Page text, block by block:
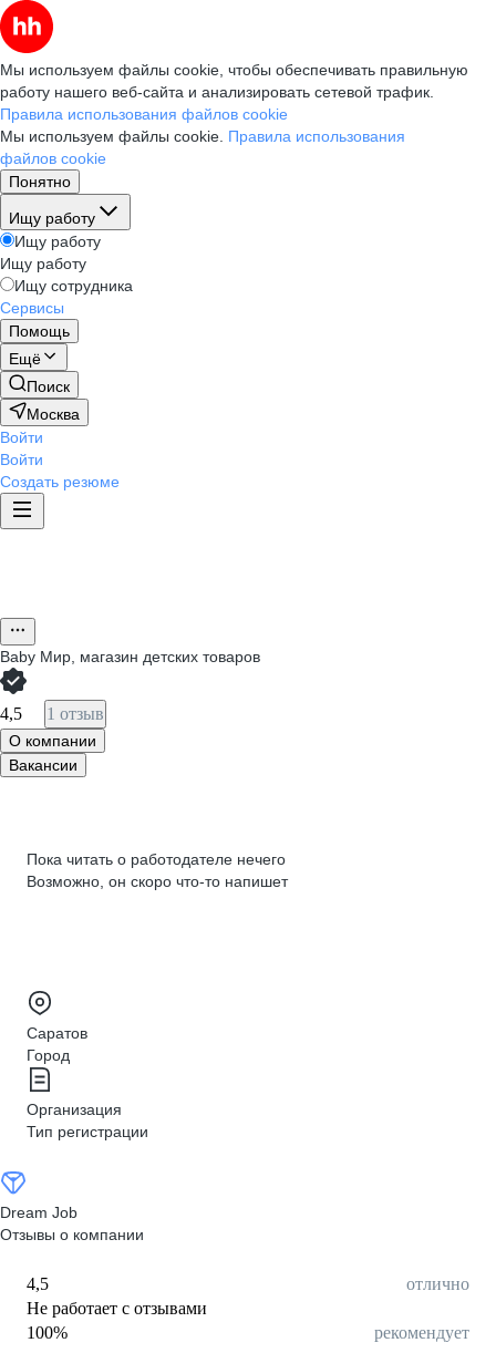
Мы используем файлы cookie, чтобы обеспечивать правильную
работу нашего веб-сайта и анализировать сетевой трафик.
Правила использования файлов cookie
Мы используем файлы cookie. Правила использования
файлов cookie
Понятно
Ищу работу
Ищу работу
Ищу работу
Ищу сотрудника
Сервисы
Помощь
Ещё
Поиск
Москва
Войти
Войти
Создать резюме
Baby Мир, магазин детских товаров
4,5 1 отзыв
О компании
Вакансии
Пока читать о работодателе нечего
Возможно, он скоро что‑то напишет
Саратов
Город
Организация
Тип регистрации
Dream Job
Отзывы о компании
4,5
отлично
Не работает с отзывами
100% рекомендует